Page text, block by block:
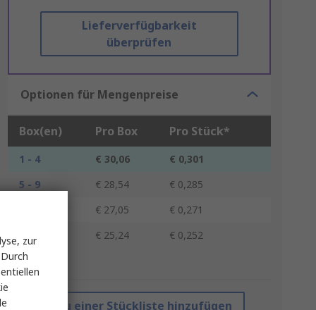
Lieferverfügbarkeit
überprüfen
Optionen für Mengenpreise
Box(en) Pro Box Pro Stück*
1 - 4 € 30,06
€ 0,301
5 - 9
€ 28,54
€ 0,285
€ 27,05
€ 0,271
€ 25,24 € 0,252
Zu einer Stückliste hinzufügen
zur